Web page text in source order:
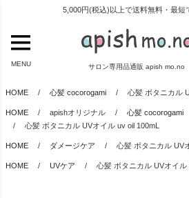
5,000円(税込)以上で送料無料・最短
サロン専用品通販 apish mo.no
MENU
HOME 心髪 cocorogami 心髪 ボタニカル
HOME apishオリジナル
心髪 cocorogami
心髪 ボタニカル UVオイル uv oil 100mL
HOME ダメージケア 心髪 ボタニカル UV
HOME UVケア 心髪 ボタニカル UVオイル